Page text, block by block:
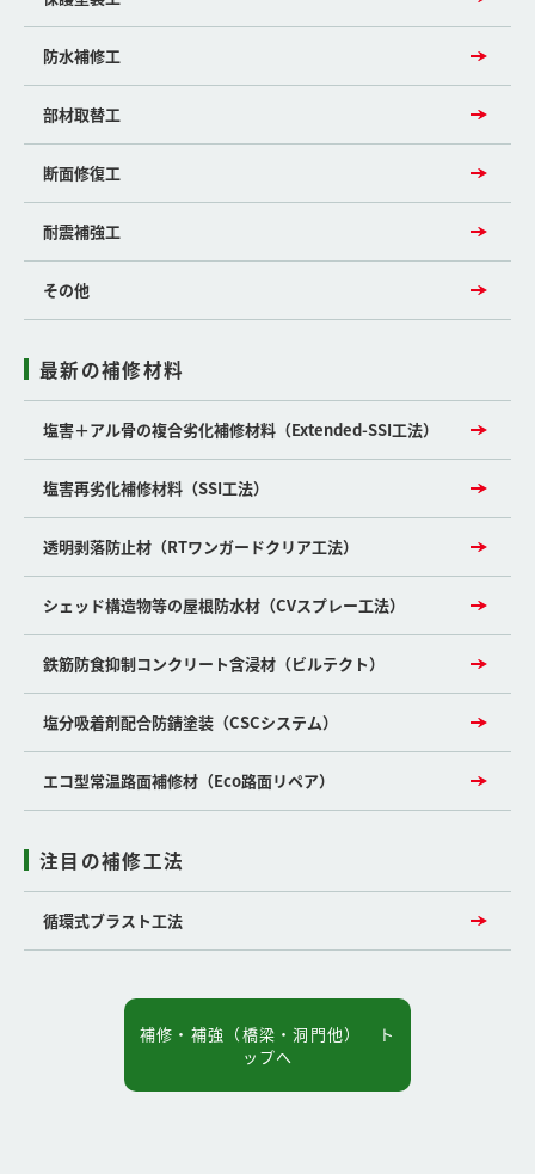
防水補修工
部材取替工
断面修復工
耐震補強工
その他
最新の補修材料
塩害＋アル骨の複合劣化補修材料（Extended-SSI工法）
塩害再劣化補修材料（SSI工法）
透明剥落防止材（RTワンガードクリア工法）
シェッド構造物等の屋根防水材（CVスプレー工法）
鉄筋防食抑制コンクリート含浸材（ビルテクト）
塩分吸着剤配合防錆塗装（CSCシステム）
エコ型常温路面補修材（Eco路面リペア）
注目の補修工法
循環式ブラスト工法
補修・補強（橋梁・洞門他） ト
ップへ